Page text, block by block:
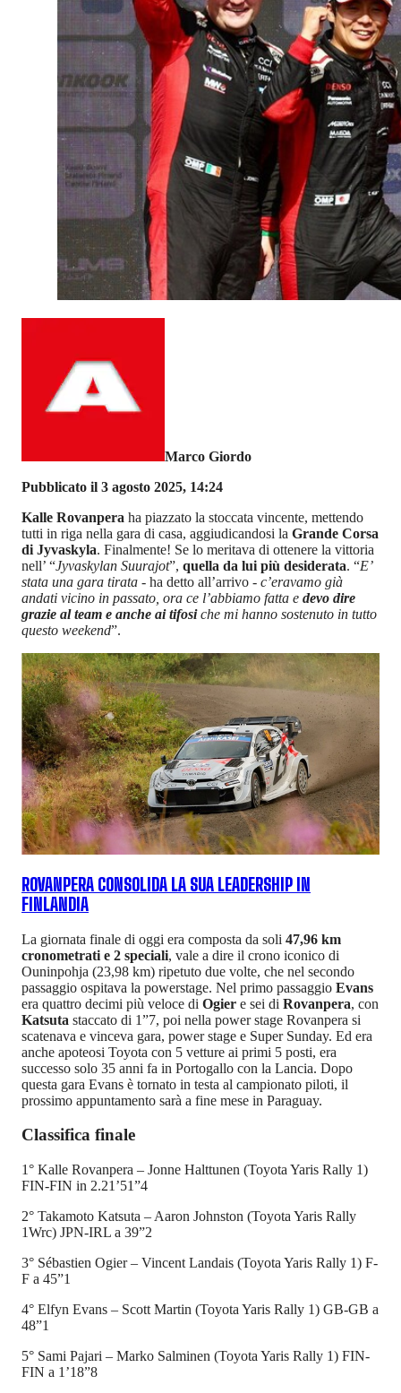
Marco Giordo
Pubblicato il 3 agosto 2025, 14:24
Kalle Rovanpera ha piazzato la stoccata vincente, mettendo
tutti in riga nella gara di casa, aggiudicandosi la Grande Corsa
di Jyvaskyla. Finalmente! Se lo meritava di ottenere la vittoria
nell’ “Jyvaskylan Suurajot”, quella da lui più desiderata. “E’
stata una gara tirata - ha detto all’arrivo - c’eravamo già
andati vicino in passato, ora ce l’abbiamo fatta e devo dire
grazie al team e anche ai tifosiche mi hanno sostenuto in tutto
questo weekend”.
ROVANPERA CONSOLIDA LA SUA LEADERSHIP IN
FINLANDIA
La giornata finale di oggi era composta da soli 47,96 km
cronometrati e 2 speciali, vale a dire il crono iconico di
Ouninpohja (23,98 km) ripetuto due volte, che nel secondo
passaggio ospitava la powerstage. Nel primo passaggio Evans
era quattro decimi più veloce di Ogier e sei di Rovanpera, con
Katsuta staccato di 1”7, poi nella power stage Rovanpera si
scatenava e vinceva gara, power stage e Super Sunday. Ed era
anche apoteosi Toyota con 5 vetture ai primi 5 posti, era
successo solo 35 anni fa in Portogallo con la Lancia. Dopo
questa gara Evans è tornato in testa al campionato piloti, il
prossimo appuntamento sarà a fine mese in Paraguay.
Classifica finale
1° Kalle Rovanpera – Jonne Halttunen (Toyota Yaris Rally 1)
FIN-FIN in 2.21’51”4
2° Takamoto Katsuta – Aaron Johnston (Toyota Yaris Rally
1Wrc) JPN-IRL a 39”2
3° Sébastien Ogier – Vincent Landais (Toyota Yaris Rally 1) F-
F a 45”1
4° Elfyn Evans – Scott Martin (Toyota Yaris Rally 1) GB-GB a
48”1
5° Sami Pajari – Marko Salminen (Toyota Yaris Rally 1) FIN-
FIN a 1’18”8